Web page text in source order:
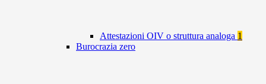
Attestazioni OIV o struttura analoga 1
Burocrazia zero